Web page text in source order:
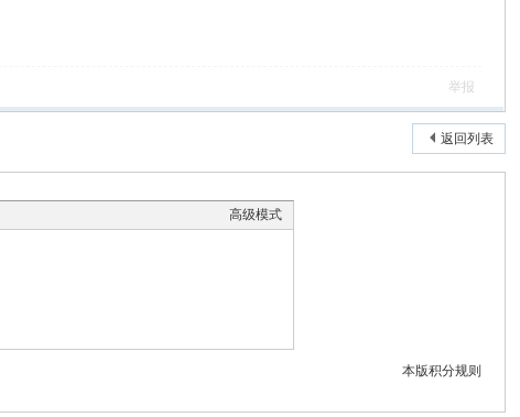
举报
返回列表
高级模式
本版积分规则